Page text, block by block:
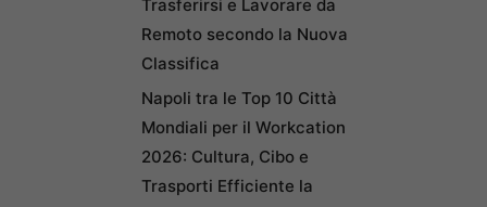
Trasferirsi e Lavorare da
Remoto secondo la Nuova
Classifica
Napoli tra le Top 10 Città
Mondiali per il Workcation
2026: Cultura, Cibo e
Trasporti Efficiente la